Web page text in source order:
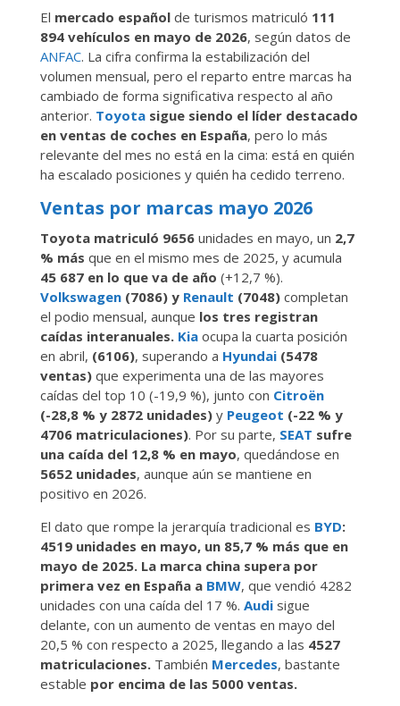
El mercado españolde turismos matriculó 111
894 vehículos en mayo de 2026, según datos de
ANFAC. La cifra confirma la estabilización del
volumen mensual, pero el reparto entre marcas ha
cambiado de forma significativa respecto al año
anterior. Toyotasigue siendo el líder destacado
en ventas de coches en España, pero lo más
relevante del mes no está en la cima: está en quién
ha escalado posiciones y quién ha cedido terreno.
Ventas por marcas mayo 2026
Toyota matriculó 9656unidades en mayo, un 2,7
% más que en el mismo mes de 2025, y acumula
45 687 en lo que va de año (+12,7 %).
Volkswagen(7086) y Renault (7048)completan
el podio mensual, aunque los tres registran
caídas interanuales. Kia ocupa la cuarta posición
en abril, (6106), superando a Hyundai(5478
ventas)que experimenta una de las mayores
caídas del top 10 (-19,9 %), junto con Citroën
(-28,8 % y 2872 unidades)y Peugeot (-22 % y
4706 matriculaciones). Por su parte, SEAT sufre
una caída del 12,8 % en mayo, quedándose en
5652 unidades, aunque aún se mantiene en
positivo en 2026.
El dato que rompe la jerarquía tradicional es BYD:
4519 unidades en mayo, un 85,7 % más que en
mayo de 2025. La marca china supera por
primera vez en España a BMW, que vendió 4282
unidades con una caída del 17 %. Audisigue
delante, con un aumento de ventas en mayo del
20,5 % con respecto a 2025, llegando a las 4527
matriculaciones.También Mercedes, bastante
estable por encima de las 5000 ventas.